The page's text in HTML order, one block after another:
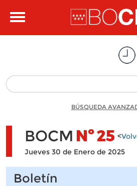
Toggle
BÚSQUEDA
BOCM Nº25 <
Jueves 30 de Enero de 2025
Boletín